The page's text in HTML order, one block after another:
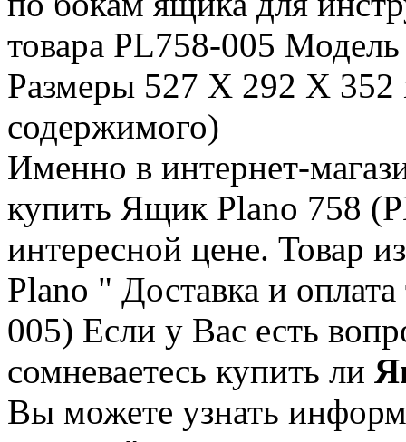
товара PL758-005
Размеры 527 X 292 X 352
содержимого)
Именно в интернет-
купить Ящик Plano 758
интересной цене. Товар
Plano " Доставка и
005) Если у Вас есть
сомневаетесь купить ли
Вы можете узнать